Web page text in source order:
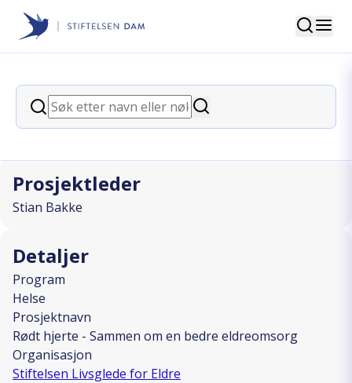
Stiftelsen Dam
Søk
Søk
Søk
back
Rødt hjerte - Sammen om en bedre
Prosjektleder
Stian Bakke
Detaljer
Program
Helse
Prosjektnavn
Rødt hjerte - Sammen om en bedre eldreomsorg
Organisasjon
Stiftelsen Livsglede for Eldre